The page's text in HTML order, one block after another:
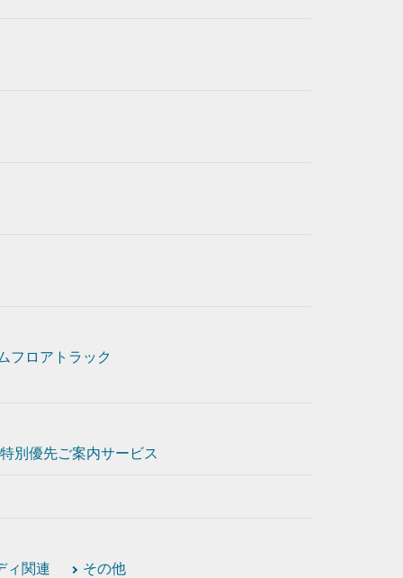
フロアトラック
特別優先ご案内サービス
ィ関連 その他